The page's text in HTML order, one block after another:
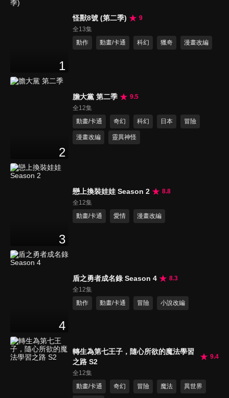
1
怪獸8號 (第二季)
9
全13集
動作
動畫/卡通 科幻 獵奇 漫畫改編
2
膽大黨 第二季
9.5
全12集
動畫/卡通
奇幻 科幻 日本 冒險
漫畫改編 靈異神怪
3
戀上換裝娃娃 Season 2
8.8
全12集
動畫/卡通
愛情 漫畫改編
4
盾之勇者成名錄 Season 4
8.3
全12集
動作
動畫/卡通 冒險 小說改編
轉生為第七王子，隨心所欲的魔法學習
之路 S2
9.4
全12集
動畫/卡通
奇幻 冒險 魔法 異世界